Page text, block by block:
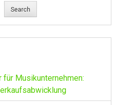
Search
für Musikunternehmen: